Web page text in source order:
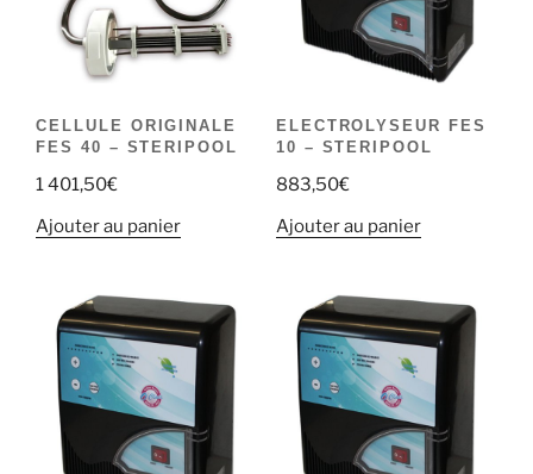
CELLULE ORIGINALE
FES 40 – STERIPOOL
1 401,50€
Ajouter au panier
ELECTROLYSEUR FES
10 – STERIPOOL
883,50€
Ajouter au panier